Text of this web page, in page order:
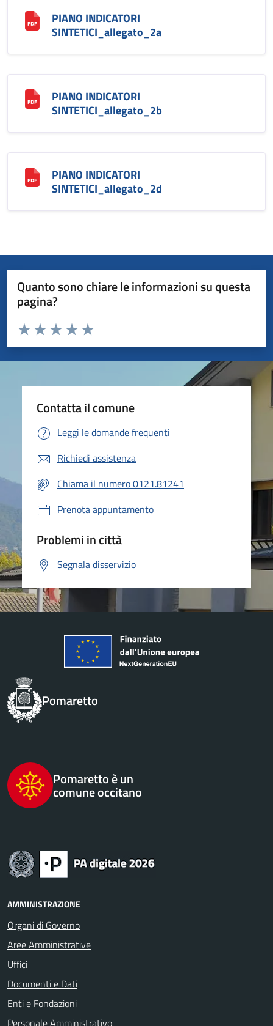
PIANO INDICATORI
SINTETICI_allegato_2a
PIANO INDICATORI
SINTETICI_allegato_2b
PIANO INDICATORI
SINTETICI_allegato_2d
Quanto sono chiare le informazioni su questa
pagina?
Valuta da 1 a 5 stelle la pagina
Valuta 5 stelle su 5
Valuta 4 stelle su 5
Valuta 3 stelle su 5
Valuta 2 stelle su 5
Valuta 1 stelle su 5
Contatta il comune
Leggi le domande frequenti
Richiedi assistenza
Chiama il numero 0121.81241
Prenota appuntamento
Problemi in città
Segnala disservizio
Pomaretto
Pomaretto è un
comune occitano
AMMINISTRAZIONE
Organi di Governo
Aree Amministrative
Uffici
Documenti e Dati
Enti e Fondazioni
Personale Amministrativo